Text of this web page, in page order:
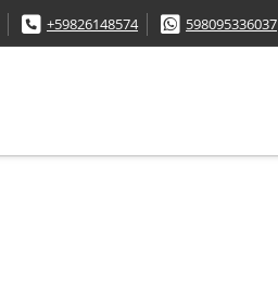
+59826148574 598095336037